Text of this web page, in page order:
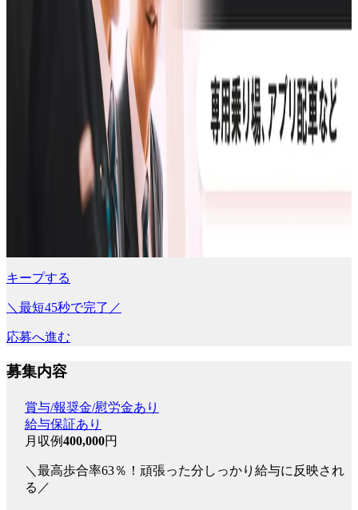
キープする
＼最短45秒で完了／
応募へ進む
募集内容
賞与/報奨金/慰労金あり
給与保証あり
月収例400,000円
＼最高歩合率63％！頑張った分しっかり給与に反映され
る／